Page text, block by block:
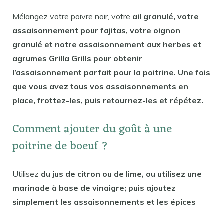
Mélangez votre poivre noir, votre ail granulé, votre
assaisonnement pour fajitas, votre oignon
granulé et notre assaisonnement aux herbes et
agrumes Grilla Grills pour obtenir
l’assaisonnement parfait pour la poitrine. Une fois
que vous avez tous vos assaisonnements en
place, frottez-les, puis retournez-les et répétez.
Comment ajouter du goût à une
poitrine de boeuf ?
Utilisez du jus de citron ou de lime, ou utilisez une
marinade à base de vinaigre; puis ajoutez
simplement les assaisonnements et les épices